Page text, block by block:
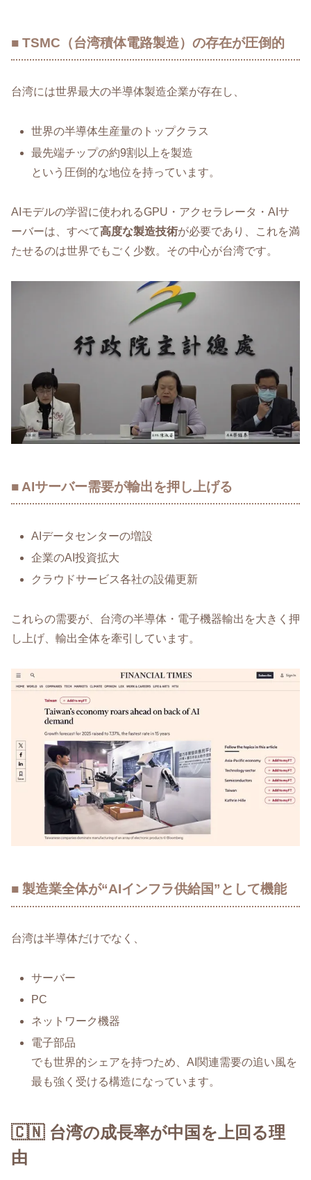
■ TSMC（台湾積体電路製造）の存在が圧倒的
台湾には世界最大の半導体製造企業が存在し、
世界の半導体生産量のトップクラス
最先端チップの約9割以上を製造
という圧倒的な地位を持っています。
AIモデルの学習に使われるGPU・アクセラレータ・AIサ
ーバーは、すべて高度な製造技術が必要であり、これを満
たせるのは世界でもごく少数。その中心が台湾です。
■ AIサーバー需要が輸出を押し上げる
AIデータセンターの増設
企業のAI投資拡大
クラウドサービス各社の設備更新
これらの需要が、台湾の半導体・電子機器輸出を大きく押
し上げ、輸出全体を牽引しています。
■ 製造業全体が“AIインフラ供給国”として機能
台湾は半導体だけでなく、
サーバー
PC
ネットワーク機器
電子部品
でも世界的シェアを持つため、AI関連需要の追い風を
最も強く受ける構造になっています。
🇨🇳 台湾の成長率が中国を上回る理
由